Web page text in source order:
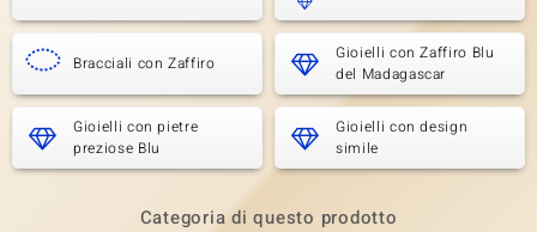
Bracciali con Zaffiro
Gioielli con Zaffiro Blu
del Madagascar
Gioielli con pietre
preziose Blu
Gioielli con design
simile
Categoria di questo prodotto